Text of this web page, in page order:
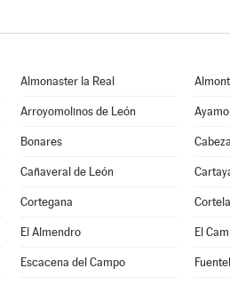
Almonaster la Real
Arroyomolinos de León
Bonares
Cañaveral de León
Cortegana
El Almendro El
Escacena del Campo